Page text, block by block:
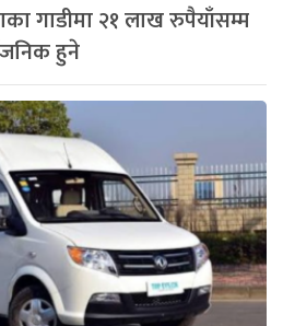
गाडीमा २१ लाख रुपैयाँसम्म
हुने